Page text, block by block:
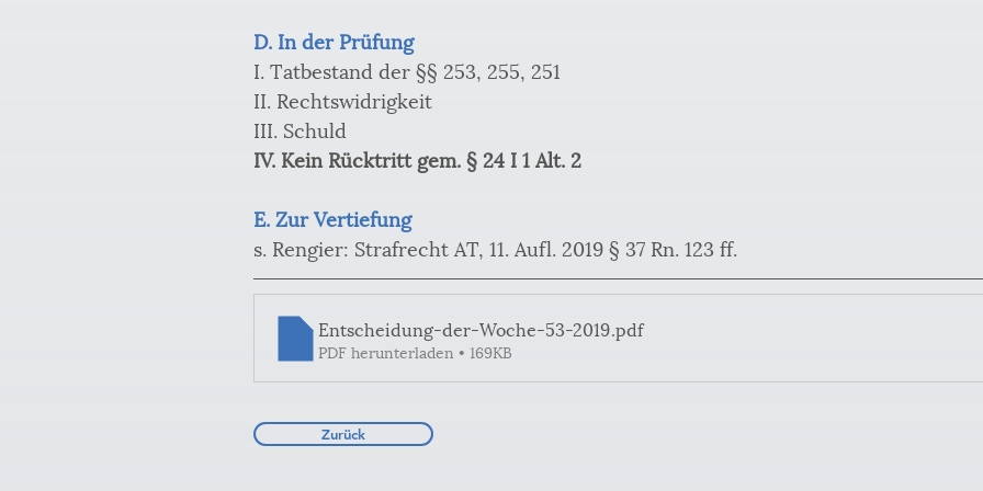
D. In der Prüfung
I. Tatbestand der §§ 253, 255, 251
II. Rechtswidrigkeit
III. Schuld
IV. Kein Rücktritt gem. § 24 I 1 Alt. 2
E. Zur Vertiefung
s. Rengier: Strafrecht AT, 11. Aufl. 2019 § 37 Rn. 123 ff.
Entscheidung-der-Woche-53-2019.pdf
PDF herunterladen • 169KB
Zurück